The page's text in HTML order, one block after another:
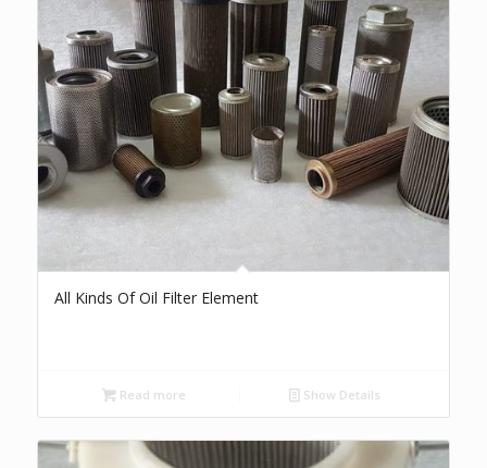
All Kinds Of Oil Filter Element
Read more Show Details